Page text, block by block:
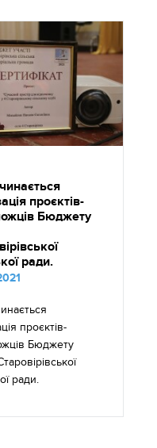
проєктів-
Бюджету
ради.
проєктів-
Бюджету
ради.